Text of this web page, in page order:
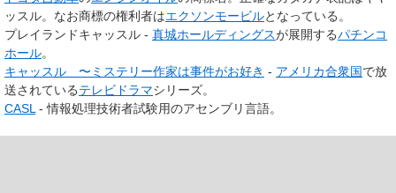
ッスル。なお商標の権利者はエクソンモービルとなっている。
プレイランドキャッスル - 真城ホールディングスが展開するパチンコ
ホール。
キャッスル 〜ミステリー作家は事件がお好き - アメリカ合衆国で放
送されているテレビドラマシリーズ。
CASL- 情報処理技術者試験用のアセンブリ言語。